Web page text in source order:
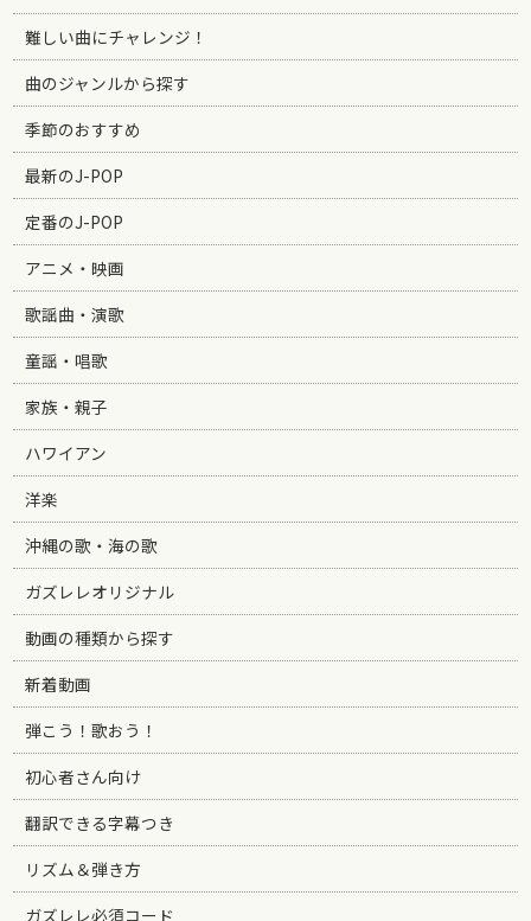
難しい曲にチャレンジ！
曲のジャンルから探す
季節のおすすめ
最新のJ-POP
定番のJ-POP
アニメ・映画
歌謡曲・演歌
童謡・唱歌
家族・親子
ハワイアン
洋楽
沖縄の歌・海の歌
ガズレレオリジナル
動画の種類から探す
新着動画
弾こう！歌おう！
初心者さん向け
翻訳できる字幕つき
リズム＆弾き方
ガズレレ必須コード